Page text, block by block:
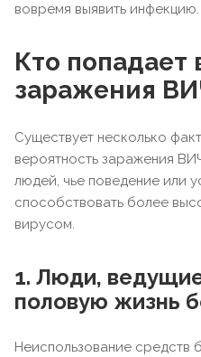
вовремя выявить инфекцию.
Кто попадает
заражения
Существует несколько
вероятность заражения
людей, чье поведение или
способствовать более
вирусом.
1. Люди,
половую жизнь
Неиспользование средств